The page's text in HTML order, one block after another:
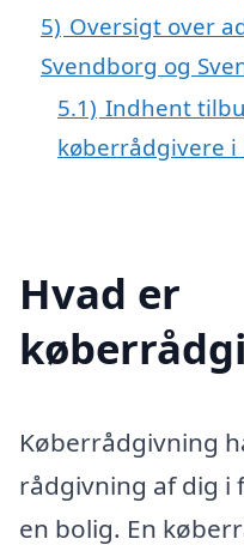
5) Oversigt over
Svendborg og
5.1) Indhent
køberrådgivere i
Hvad er
Køberrådgivning
rådgivning af dig i
en bolig. En